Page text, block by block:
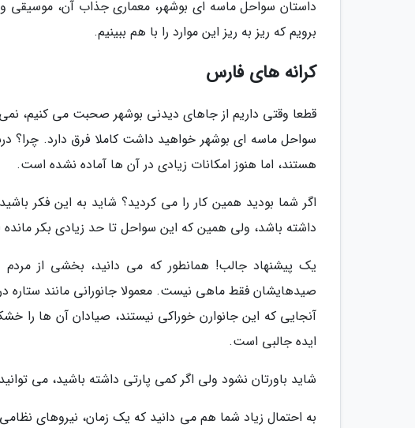
داستان سواحل ماسه ای بوشهر، معماری جذاب آن،
برویم که ریز به ریز این موارد را با هم ببینیم.
کرانه های فارس
قطعا وقتی داریم از جاهای دیدنی بوشهر صحبت می کنیم،
سواحل ماسه ای بوشهر خواهید داشت کاملا فرق دارد.
هستند، اما هنوز امکانات زیادی در آن ها آماده نشده است.
اگر شما بودید همین کار را می کردید؟ شاید به این فکر
داشته باشد، ولی همین که این سواحل تا حد زیادی بکر
یک پیشنهاد جالب! همانطور که می دانید، بخشی از
صیدهایشان فقط ماهی نیست. معمولا جانورانی مانند ستاره
آنجایی که این جانوارن خوراکی نیستند، صیادان آن ها را
ایده جالبی است.
شاید باورتان نشود ولی اگر کمی پارتی داشته باشید، می
به احتمال زیاد شما هم می دانید که یک زمان، نیروهای